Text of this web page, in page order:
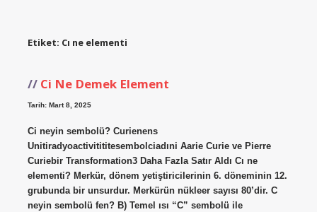
Etiket: Cı ne elementi
Ci Ne Demek Element
Tarih: Mart 8, 2025
Ci neyin sembolü? Curienens
Unitiradyoactivitititesembolciadıni Aarie Curie ve Pierre
Curiebir Transformation3 Daha Fazla Satır Aldı Cı ne
elementi? Merkür, dönem yetiştiricilerinin 6. döneminin 12.
grubunda bir unsurdur. Merkürün nükleer sayısı 80’dir. C
neyin sembolü fen? B) Temel ısı “C” sembolü ile